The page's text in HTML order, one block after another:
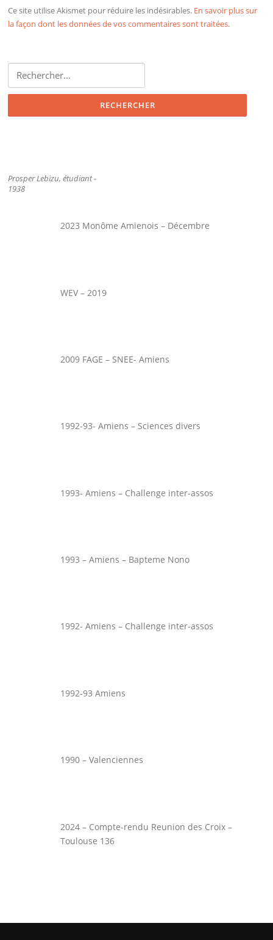
Ce site utilise Akismet pour réduire les indésirables. En savoir plus sur
la façon dont les données de vos commentaires sont traitées.
Rechercher :
Prosper Lebizu, étudiant -
1938
2023 Monôme Amienois – Décembre
WEV – 2019
2009 FAGE – SNEE- Amiens
1992-93- Amiens – Sciences divers
1993- Amiens – Challenge inter-assos
1993 – Amiens – Bapteme Nono
1992- Amiens – Challenge inter-assos
1992-93 Amiens
1990 – Valenciennes
2024 – Compte-rendu Reunion des Croix –
Toulouse 136